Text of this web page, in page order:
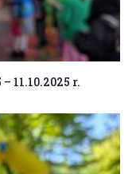
11.10.2025 r.